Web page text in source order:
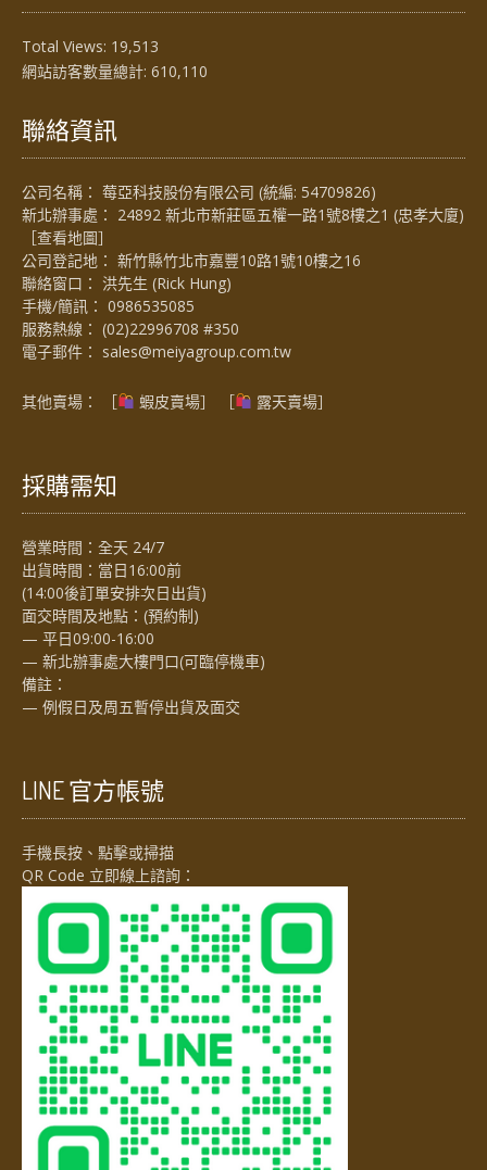
Total Views: 19,513
網站訪客數量總計: 610,110
聯絡資訊
公司名稱： 莓亞科技股份有限公司 (統編: 54709826)
新北辦事處： 24892 新北市新莊區五權一路1號8樓之1 (忠孝大廈)
［查看地圖］
公司登記地： 新竹縣竹北市嘉豐10路1號10樓之16
聯絡窗口： 洪先生 (Rick Hung)
手機/簡訊： 0986535085
服務熱線： (02)22996708 #350
電子郵件： sales@meiyagroup.com.tw
其他賣場： ［ 蝦皮賣場］ ［ 露天賣場］
採購需知
營業時間：全天 24/7
出貨時間：當日16:00前
(14:00後訂單安排次日出貨)
面交時間及地點：(預約制)
— 平日09:00-16:00
— 新北辦事處大樓門口(可臨停機車)
備註：
— 例假日及周五暫停出貨及面交
LINE 官方帳號
手機長按、點擊或掃描
QR Code 立即線上諮詢：